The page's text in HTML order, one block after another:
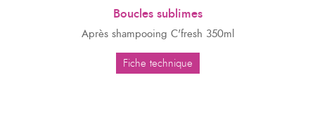
Boucles sublimes
Après shampooing C'fresh 350ml
Fiche technique